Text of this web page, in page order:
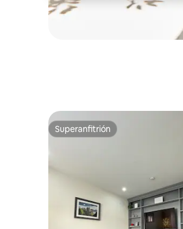
Superanfitrión
Superanfitrión